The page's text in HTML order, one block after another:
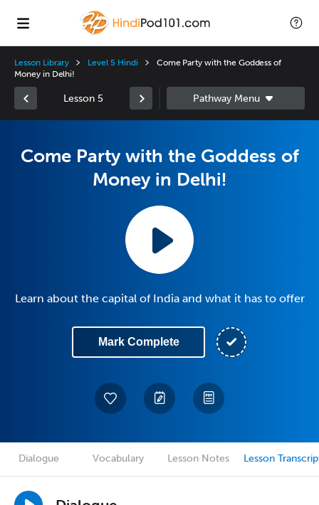
Lesson Library Level 5 Hindi
Come Party with the Goddess of
Money in Delhi!
Lesson 5
Come Party with the Goddess of
Money in Delhi!
Learn about the capital of India and what it has to offer
Mark Complete
Dialogue Vocabulary Lesson Notes Lesson